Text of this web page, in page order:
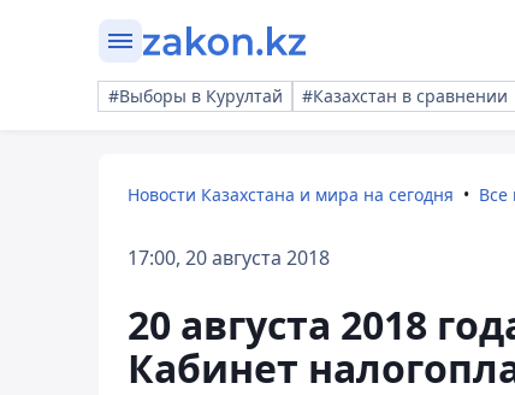
#Выборы в Курултай #Казахстан в сравнении
Новости Казахстана и мира на сегодня Все
17:00, 20 августа 2018
20 августа 2018
Кабинет